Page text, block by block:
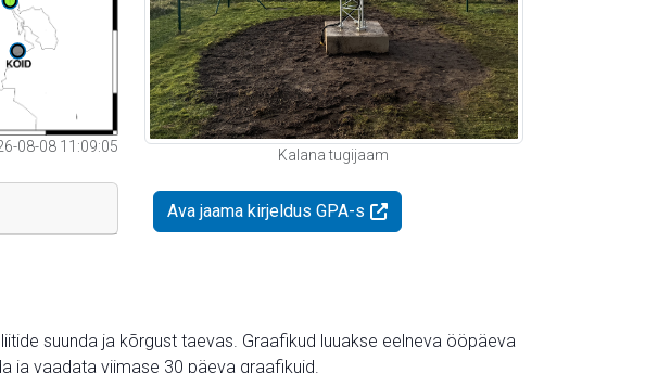
08-08 11:09:05
Kalana tugijaam
Ava jaama kirjeldus GPA-s
suunda ja kõrgust taevas. Graafikud luuakse eelneva ööpäeva
ja vaadata viimase 30 päeva graafikuid.